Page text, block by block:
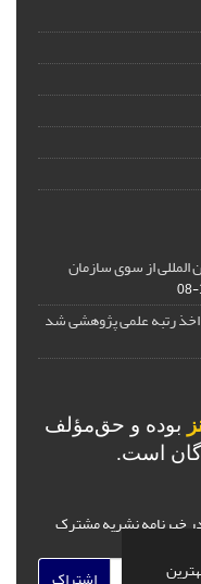
المللی از سوی سازمان
اخذ رتبه علمی پژوهشی شد
بوده و حق‌مؤلف
است.
خبرنامه نشریه مشترک